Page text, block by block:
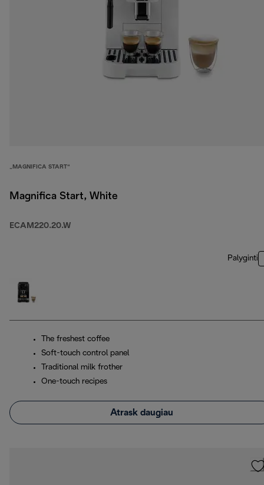
„MAGNIFICA START“
Magnifica Start, White
ECAM220.20.W
Palyginti
The freshest coffee
Soft-touch control panel
Traditional milk frother
One-touch recipes
Atrask daugiau